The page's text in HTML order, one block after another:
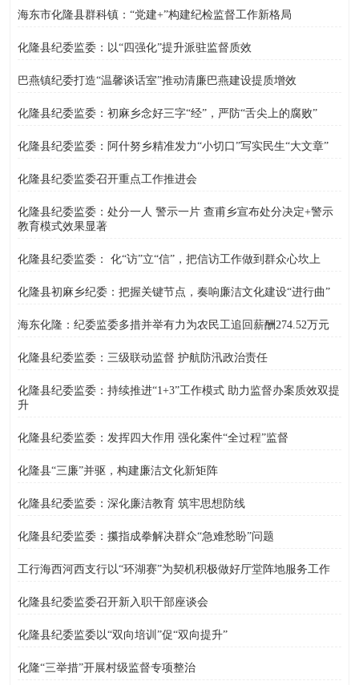
海东市化隆县群科镇：“党建+”构建纪检监督工作新格局
化隆县纪委监委：以“四强化”提升派驻监督质效
巴燕镇纪委打造“温馨谈话室”推动清廉巴燕建设提质增效
化隆县纪委监委：初麻乡念好三字“经”，严防“舌尖上的腐败”
化隆县纪委监委：阿什努乡精准发力“小切口”写实民生“大文章”
化隆县纪委监委召开重点工作推进会
化隆县纪委监委：处分一人 警示一片 查甫乡宣布处分决定+警示
教育模式效果显著
化隆县纪委监委： 化“访”立“信”，把信访工作做到群众心坎上
化隆县初麻乡纪委：把握关键节点，奏响廉洁文化建设“进行曲”
海东化隆：纪委监委多措并举有力为农民工追回薪酬274.52万元
化隆县纪委监委：三级联动监督 护航防汛政治责任
化隆县纪委监委：持续推进“1+3”工作模式 助力监督办案质效双提
升
化隆县纪委监委：发挥四大作用 强化案件“全过程”监督
化隆县“三廉”并驱，构建廉洁文化新矩阵
化隆县纪委监委：深化廉洁教育 筑牢思想防线
化隆县纪委监委：攥指成拳解决群众“急难愁盼”问题
工行海西河西支行以“环湖赛”为契机积极做好厅堂阵地服务工作
化隆县纪委监委召开新入职干部座谈会
化隆县纪委监委以“双向培训”促“双向提升”
化隆“三举措”开展村级监督专项整治